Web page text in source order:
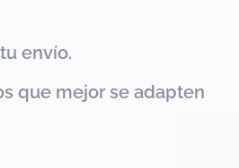
envío.
que mejor se adapten